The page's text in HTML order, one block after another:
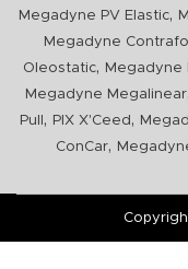
Megadyne PV Elastic,
Megadyne
Oleostatic, Megadyne
Megadyne Megalinear,
Pull , PIX X'Ceed ,
ConCar,